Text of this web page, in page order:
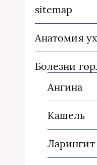
sitemap
Анатомия
Болезни
Ангина
Кашель
Ларингит